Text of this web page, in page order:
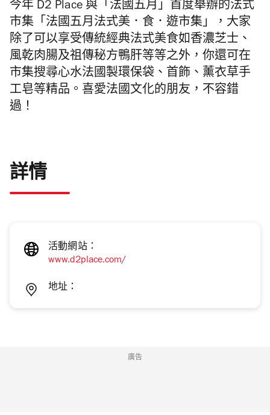
今年 D2 Place 與「法國五月」首度舉辦的法式
市集「法國五月法式美．食．遊市集」，大家
除了可以享受傳統經典法式美食如香濃芝士、
風乾肉腸及祖傳秘方鴨肝等等之外，你還可在
市集搜尋心水法國製環保袋、首飾、薰衣草手
工皂等精品。喜愛法國文化的朋友，不容錯
過！
詳情
活動網站：
www.d2place.com/
地址：
廣告